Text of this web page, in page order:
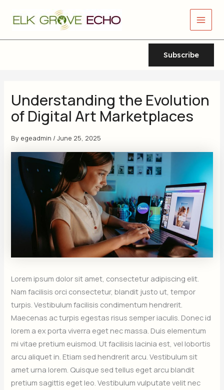
Main
Subscribe
Understanding the Evolution
of Digital Art Marketplaces
By egeadmin /June 25, 2025
Lorem ipsum dolor sit amet, consectetur adipiscing elit.
Nam facilisis orci consectetur, blandit justo ut, tempor
turpis. Vestibulum facilisis condimentum hendrerit.
Maecenas ac turpis egestas risus semper iaculis. Donec id
lorem a ex porta viverra eget nec massa. Duis elementum
mi vitae pretium euismod. Ut facilisis lacinia est, vel lobortis
arcu aliquet in. Etiam sed hendrerit arcu. Vestibulum sit
amet urna lorem. Quisque sed tellus eget arcu blandit
pretium sagittis eget leo. Vestibulum vulputate velit nec